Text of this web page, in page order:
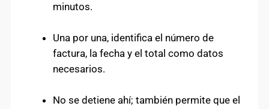
minutos.
Una por una, identifica el número de
factura, la fecha y el total como datos
necesarios.
No se detiene ahí; también permite que el